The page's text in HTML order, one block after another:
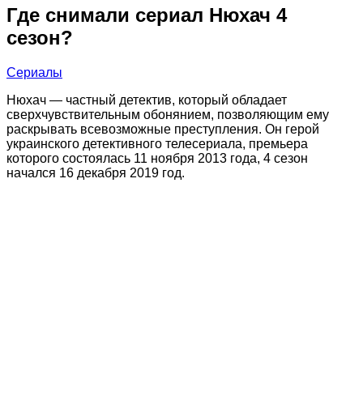
Где снимали сериал Нюхач 4
сезон?
Сериалы
Нюхач — частный детектив, который обладает
сверхчувствительным обонянием, позволяющим ему
раскрывать всевозможные преступления. Он герой
украинского детективного телесериала, премьера
которого состоялась 11 ноября 2013 года, 4 сезон
начался 16 декабря 2019 год.